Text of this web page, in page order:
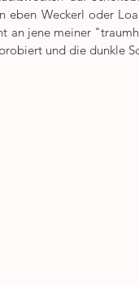
eben Weckerl oder
an jene meiner
und die dunkle